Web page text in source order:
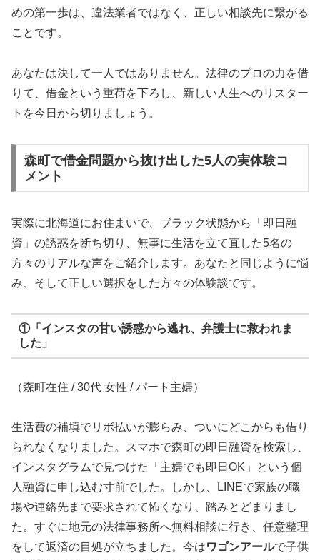
めの第一歩は、違法業者ではなく、正しい相談先に繋がる
ことです。
あなたは決して一人ではありません。法律のプロの力を借
りて、借金という重荷を下ろし、新しい人生へのリスター
トを今日から切りましょう。
森町で借金問題から抜け出した5人の実体験コ
メント
実際に北海道にお住まいで、ブラック状態から「即日融
資」の誘惑を断ち切り、無事に生活を立て直した5名の
方々のリアルな声をご紹介します。あなたと同じように悩
み、そして正しい選択をした方々の体験談です。
①「インスタの甘い誘惑から逃れ、弁護士に救われま
した」
（森町在住 / 30代 女性 / パート主婦）
生活費の補填でリボ払いが膨らみ、ついにどこからも借り
られなくなりました。スマホで森町の即日融資を検索し、
インスタグラムで見つけた「主婦でも即日OK」という個
人融資に申し込む寸前でした。しかし、LINEで家族の職
場や連絡先まで要求されて怖くなり、踏みとどまりまし
た。すぐに地元の法律事務所へ無料相談に行き、任意整理
をして返済の目処が立ちました。今はワゴンアールで子供